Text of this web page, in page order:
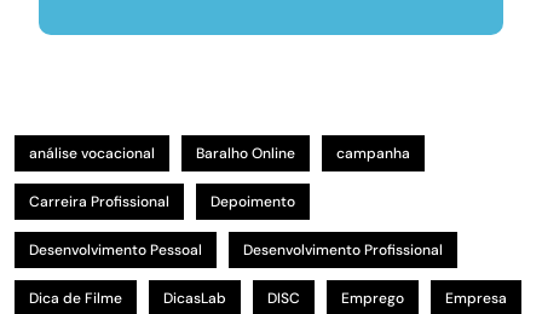
análise vocacional Baralho Online campanha
Carreira Profissional Depoimento
Desenvolvimento Pessoal Desenvolvimento Profissional
Dica de Filme DicasLab DISC Emprego Empresa